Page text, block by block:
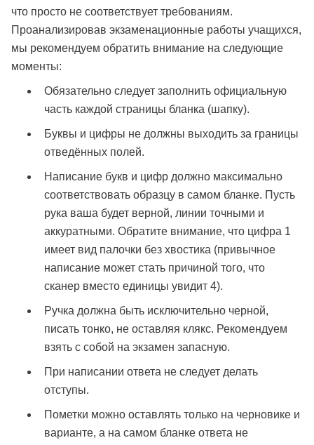
что просто не соответствует требованиям.
Проанализировав экзаменационные работы учащихся,
мы рекомендуем обратить внимание на следующие
моменты:
Обязательно следует заполнить официальную
часть каждой страницы бланка (шапку).
Буквы и цифры не должны выходить за границы
отведённых полей.
Написание букв и цифр должно максимально
соответствовать образцу в самом бланке. Пусть
рука ваша будет верной, линии точными и
аккуратными. Обратите внимание, что цифра 1
имеет вид палочки без хвостика (привычное
написание может стать причиной того, что
сканер вместо единицы увидит 4).
Ручка должна быть исключительно черной,
писать тонко, не оставляя клякс. Рекомендуем
взять с собой на экзамен запасную.
При написании ответа не следует делать
отступы.
Пометки можно оставлять только на черновике и
варианте, а на самом бланке ответа не